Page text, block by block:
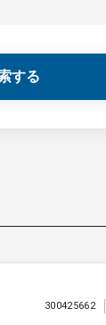
する
300425662